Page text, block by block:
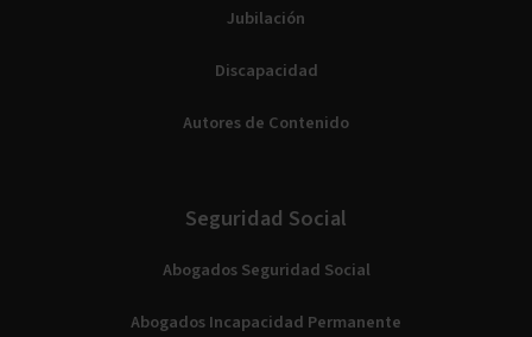
Jubilación
Discapacidad
Autores de Contenido
Seguridad Social
Abogados Seguridad Social
Abogados Incapacidad Permanente